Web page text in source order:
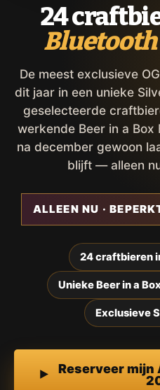
24
Bluetooth
De meest exclusieve
dit jaar in een unieke
geselecteerde
werkende Beer in a
na december gewoon
blijft — alleen
ALLEEN NU ·
24 craftbieren
Unieke Beer in a
Exclusieve
Reserveer